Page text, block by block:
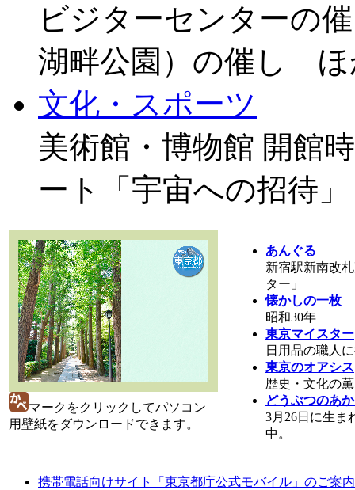
ビジターセンターの
湖畔公園）の催し ほ
文化・スポーツ
美術館・博物館 開館
ート「宇宙への招待
マークをクリックしてパソコン
用壁紙をダウンロードできます。
あんぐる
新宿駅新南改
ター」
懐かしの一枚
昭和30年
東京マイスター
日用品の職人
東京のオアシス
歴史・文化の
どうぶつのあ
3月26日に生ま
中。
携帯電話向けサイト「東京都庁公式モバイル」のご案内